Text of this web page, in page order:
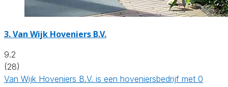
3.Van Wijk Hoveniers B.V.
9.2
(28)
Van Wijk Hoveniers B.V. is een hoveniersbedrijf met 0